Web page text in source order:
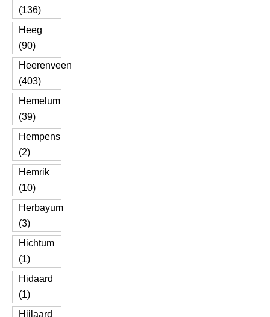
(136)
Heeg
(90)
Heerenveen
(403)
Hemelum
(39)
Hempens
(2)
Hemrik
(10)
Herbayum
(3)
Hichtum
(1)
Hidaard
(1)
Hijlaard